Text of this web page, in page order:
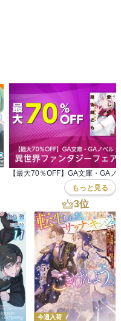
もっと見る
3位
今週入荷